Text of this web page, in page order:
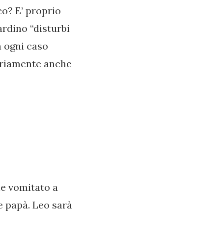
E’ proprio
“disturbi
ogni caso
anche
vomitato a
Leo sarà